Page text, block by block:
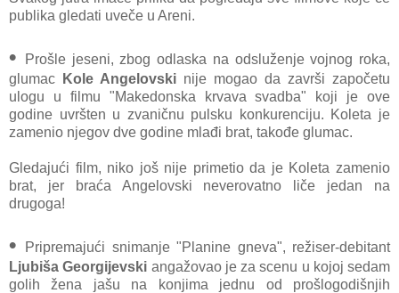
publika gledati uveče u Areni.
•
Prošle jeseni, zbog odlaska na odsluženje vojnog roka,
glumac
Kole Angelovski nije mogao da završi započetu
ulogu u filmu "Makedonska krvava svadba" koji je ove
godine uvršten u zvaničnu pulsku konkurenciju. Koleta je
zamenio njegov dve godine mlađi brat, takođe glumac.
Gledajući film, niko još nije primetio da je Koleta zamenio
brat, jer braća Angelovski neverovatno liče jedan na
drugoga!
•
Pripremajući snimanje "Planine gneva", režiser-debitant
Ljubiša Georgijevski angažovao je za scenu u kojoj sedam
golih žena jašu na konjima jednu od prošlogodišnjih